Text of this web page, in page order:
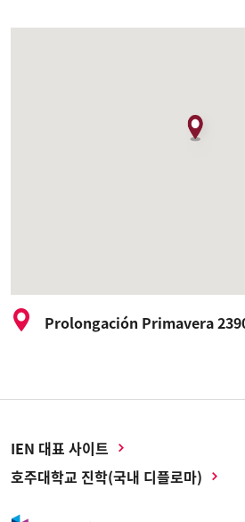
Prolongación Primavera
IEN 대표 사이트
호주대학교 진학(국내 디플로마)